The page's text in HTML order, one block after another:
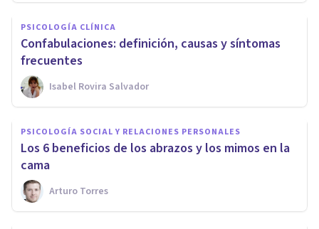
PSICOLOGÍA CLÍNICA
Confabulaciones: definición, causas y síntomas
frecuentes
Isabel Rovira Salvador
PSICOLOGÍA SOCIAL Y RELACIONES PERSONALES
​Los 6 beneficios de los abrazos y los mimos en la
cama
Arturo Torres